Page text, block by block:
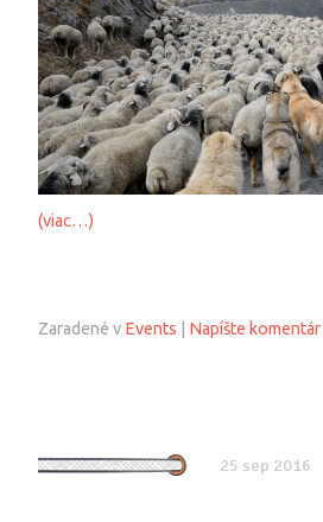
(viac…)
Zaradené v Events Napíšte komentár
25 sep 2016